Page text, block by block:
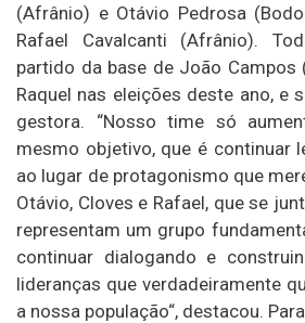
(Afrânio) e Otávio Pedrosa
Rafael Cavalcanti (Afrânio).
partido da base de João Campos
Raquel nas eleições deste ano, e
gestora. “Nosso time só
mesmo objetivo, que é continuar
ao lugar de protagonismo que
Otávio, Cloves e Rafael, que se
representam um grupo
continuar dialogando e
lideranças que verdadeiramente
a nossa população“, destacou.